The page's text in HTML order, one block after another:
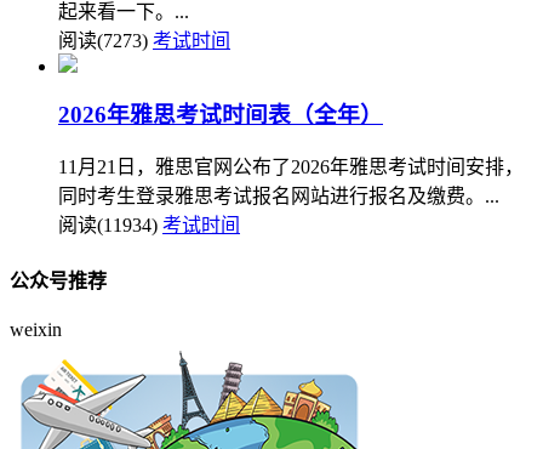
起来看一下。...
阅读(7273) 考试时间
2026年雅思考试时间表（全年）
11月21日，雅思官网公布了2026年雅思考试时间安排，
同时考生登录雅思考试报名网站进行报名及缴费。...
阅读(11934) 考试时间
公众号推荐
weixin